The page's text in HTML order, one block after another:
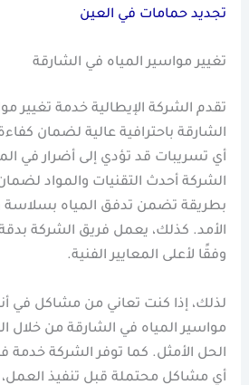
تجديد حمامات في العين
تغيير مواسير المياه في الشارقة
تقدم الشركة الإيطالية خدمة تغيير
الشارقة باحترافية عالية لضمان
أي تسريبات قد تؤدي إلى أضرار في
الشركة أحدث التقنيات والمواد
بطريقة تضمن تدفق المياه بسلاسة
الأمد. كذلك، يعمل فريق الشركة
وفقًا لأعلى المعايير الفنية.
لذلك، إذا كنت تعاني من مشاكل في
مواسير المياه في الشارقة من خلال
الحل الأمثل. كما توفر الشركة
أي مشاكل محتملة قبل تنفيذ